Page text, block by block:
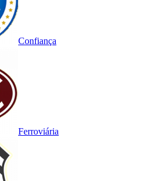
Confiança
Ferroviária